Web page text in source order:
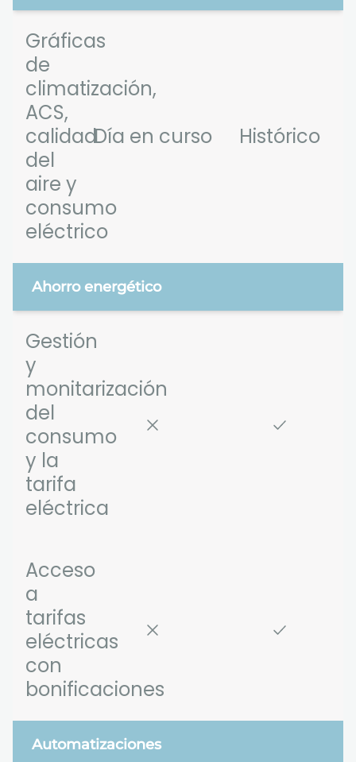
Gráficas
de
climatización,
ACS,
calidad
del
aire y
consumo
eléctrico
Día en curso Histórico
Ahorro energético
Gestión
y
monitarización
del
consumo
y la
tarifa
eléctrica
Acceso
a
tarifas
eléctricas
con
bonificaciones
Automatizaciones